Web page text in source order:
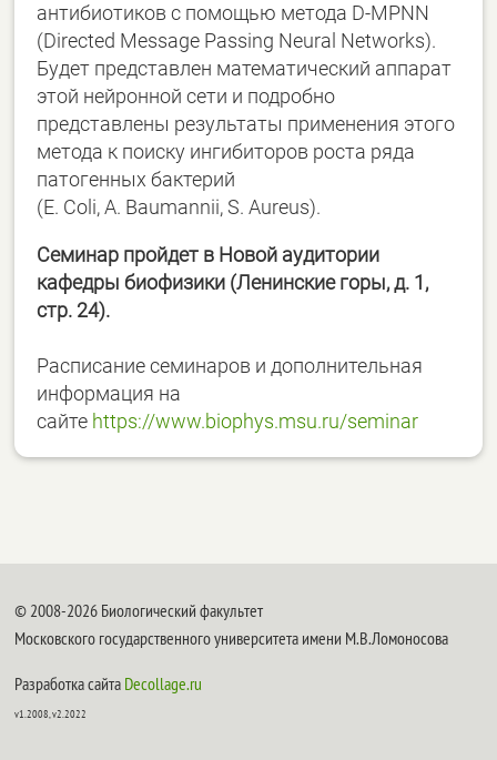
антибиотиков с помощью метода D-MPNN
(Directed Message Passing Neural Networks).
Будет представлен математический аппарат
этой нейронной сети и подробно
представлены результаты применения этого
метода к поиску ингибиторов роста ряда
патогенных бактерий
(E. Coli, A. Baumannii, S. Aureus).
Семинар пройдет в Новой аудитории
кафедры биофизики (Ленинские горы, д. 1,
стр. 24).
Расписание семинаров и дополнительная
информация на
сайте https://www.biophys.msu.ru/seminar
© 2008-2026 Биологический факультет
Московского государственного университета имени М.В.Ломоносова
Разработка сайта Decollage.ru
v1.2008, v2.2022